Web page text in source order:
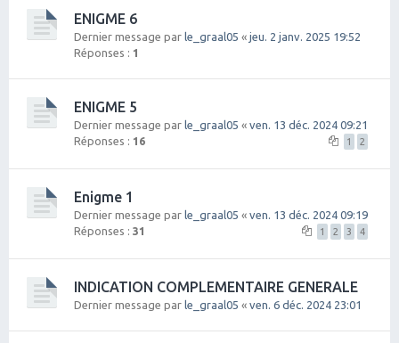
ENIGME 6
Dernier message par le_graal05 « jeu. 2 janv. 2025 19:52
Réponses : 1
ENIGME 5
Dernier message par le_graal05 « ven. 13 déc. 2024 09:21
Réponses : 16 1 2
Enigme 1
Dernier message par le_graal05 « ven. 13 déc. 2024 09:19
Réponses : 31 1 2 3 4
INDICATION COMPLEMENTAIRE GENERALE
Dernier message par le_graal05 « ven. 6 déc. 2024 23:01